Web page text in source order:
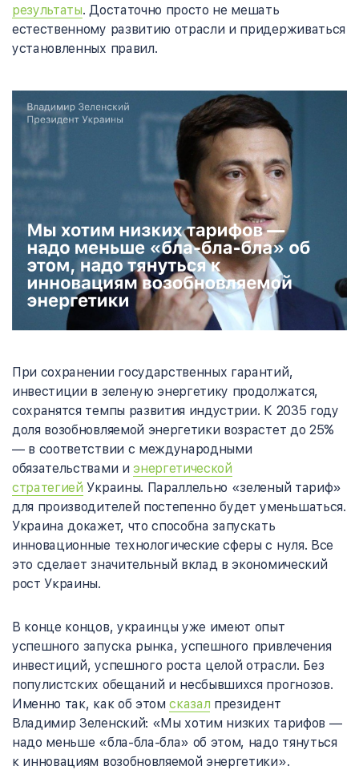
результаты. Достаточно просто не мешать
естественному развитию отрасли и придерживаться
установленных правил.
При сохранении государственных гарантий,
инвестиции в зеленую энергетику продолжатся,
сохранятся темпы развития индустрии. К 2035 году
доля возобновляемой энергетики возрастет до 25%
— в соответствии с международными
обязательствами иэнергетической
стратегией Украины. Параллельно «зеленый тариф»
для производителей постепенно будет уменьшаться.
Украина докажет, что способна запускать
инновационные технологические сферы с нуля. Все
это сделает значительный вклад в экономический
рост Украины.
В конце концов, украинцы уже имеют опыт
успешного запуска рынка, успешного привлечения
инвестиций, успешного роста целой отрасли. Без
популистских обещаний и несбывшихся прогнозов.
Именно так, как об этомсказал президент
Владимир Зеленский: «Мы хотим низких тарифов —
надо меньше «бла-бла-бла» об этом, надо тянуться
к инновациям возобновляемой энергетики».